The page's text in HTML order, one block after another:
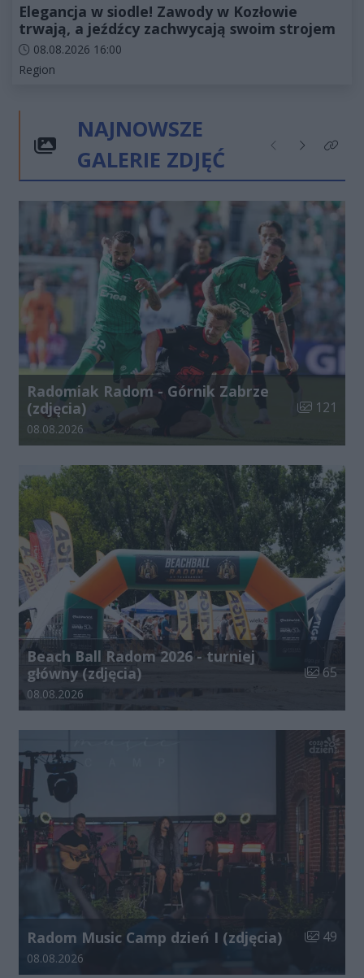
Elegancja w siodle! Zawody w Kozłowie
trwają, a jeźdźcy zachwycają swoim strojem
Data dodania artykułu:
08.08.2026 16:00
Kategorie artykułu:
Region
NAJNOWSZE
GALERIE ZDJĘĆ
Poprzednie
NastępneKliknij
Radomiak Radom - Górnik Zabrze
(zdjęcia)
Liczba
121
Data dodania galerii:
08.08.2026
Beach Ball Radom 2026 - turniej
główny (zdjęcia)
Liczba
65
Data dodania galerii:
08.08.2026
Radom Music Camp dzień I (zdjęcia) Liczba
49
Data dodania galerii:
08.08.2026